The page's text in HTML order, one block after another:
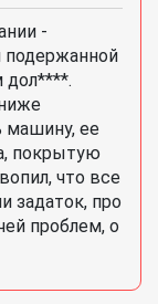
-
подержанной
дол****.
машину, ее
покрытую
что все
задаток, про
проблем, о